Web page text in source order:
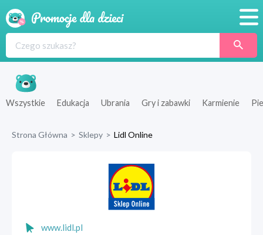
Sklepy
Wszystkie Edukacja Ubrania Gry i zabawki Karmienie
Strona Główna > Sklepy > Lidl Online
www.lidl.pl